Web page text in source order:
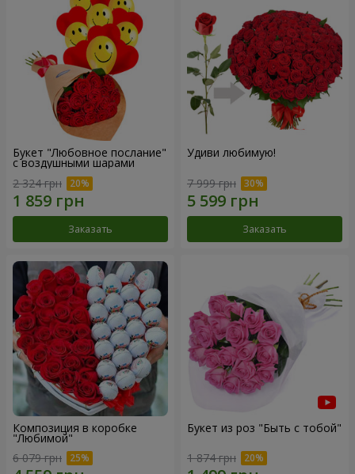
Букет "Любовное послание"
с воздушными шарами
2 324 грн
Заказать
Удиви любимую!
7 999 грн
Заказать
Композиция в коробке
"Любимой"
6 079 грн
Букет из роз "Быть с тобой"
1 874 грн